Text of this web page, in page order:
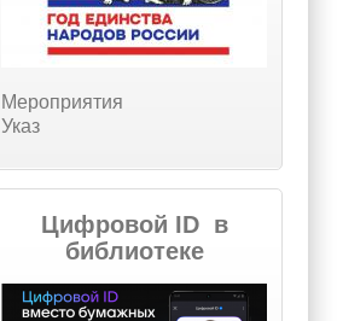
Мероприятия
Указ
Цифровой ID в
библиотеке